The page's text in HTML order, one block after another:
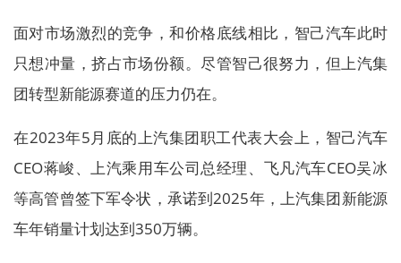
面对市场激烈的竞争，和价格底线相比，智己汽车此时
只想冲量，挤占市场份额。尽管智己很努力，但上汽集
团转型新能源赛道的压力仍在。
在2023年5月底的上汽集团职工代表大会上，智己汽车
CEO蒋峻、上汽乘用车公司总经理、飞凡汽车CEO吴冰
等高管曾签下军令状，承诺到2025年，上汽集团新能源
车年销量计划达到350万辆。